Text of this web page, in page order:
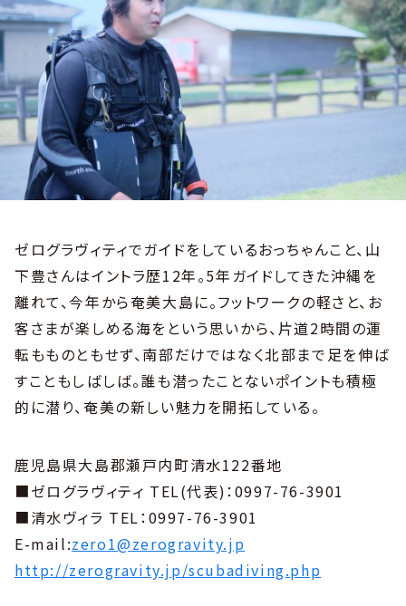
ゼログラヴィティでガイドをしているおっちゃんこと、山
下豊さんはイントラ歴12年。5年ガイドしてきた沖縄を
離れて、今年から奄美大島に。フットワークの軽さと、お
客さまが楽しめる海をという思いから、片道2時間の運
転もものともせず、南部だけではなく北部まで足を伸ば
すこともしばしば。誰も潜ったことないポイントも積極
的に潜り、奄美の新しい魅力を開拓している。
鹿児島県大島郡瀬戸内町清水122番地
■ゼログラヴィティ TEL(代表)：0997-76-3901
■清水ヴィラ TEL：0997-76-3901
E-mail:zero1@zerogravity.jp
http://zerogravity.jp/scubadiving.php